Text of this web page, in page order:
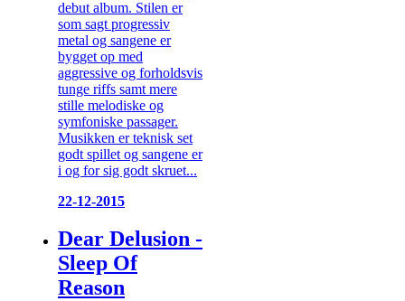
debut album. Stilen er
som sagt progressiv
metal og sangene er
bygget op med
aggressive og forholdsvis
tunge riffs samt mere
stille melodiske og
symfoniske passager.
Musikken er teknisk set
godt spillet og sangene er
i og for sig godt skruet...
22-12-2015
Dear Delusion -
Sleep Of
Reason